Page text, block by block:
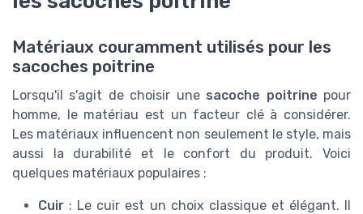
Matériaux couramment utilisés pour les
sacoches poitrine
Lorsqu'il s'agit de choisir une sacoche poitrine pour
homme, le matériau est un facteur clé à considérer.
Les matériaux influencent non seulement le style, mais
aussi la durabilité et le confort du produit. Voici
quelques matériaux populaires :
Cuir : Le cuir est un choix classique et élégant. Il